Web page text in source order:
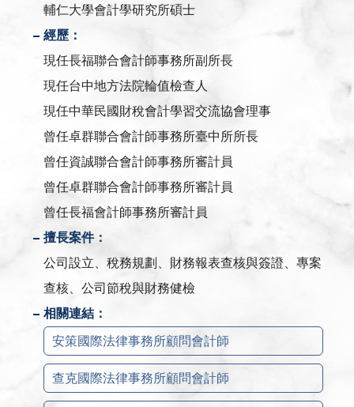
輔仁大學會計學研究所碩士
經歷：
現任長福聯合會計師事務所副所長
現任台中地方法院輪值檢查人
現任中華民國財稅會計學習交流協會理事
曾任卓群聯合會計師事務所臺中所所長
曾任資誠聯合會計師事務所審計員
曾任卓群聯合會計師事務所審計員
曾任長福會計師事務所審計員
擅長案件：
公司設立、稅務規劃、財務報表查核與簽證、專案
查核、公司節稅與財務健檢
相關連結：
安策國際法律事務所顧問會計師
查克國際法律事務所顧問會計師